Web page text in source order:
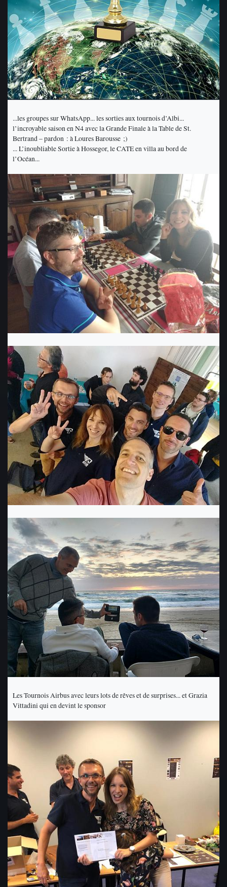
...les groupes sur WhatsApp... les sorties aux tournois d’Albi...
l’incroyable saison en N4 avec la Grande Finale à la Table de St.
Bertrand – pardon : à Loures Barousse ;)
... L’inoubliable Sortie à Hossegor, le CATE en villa au bord de
l’Océan...
Les Tournois Airbus avec leurs lots de rêves et de surprises... et Grazia
Vittadini qui en devint le sponsor